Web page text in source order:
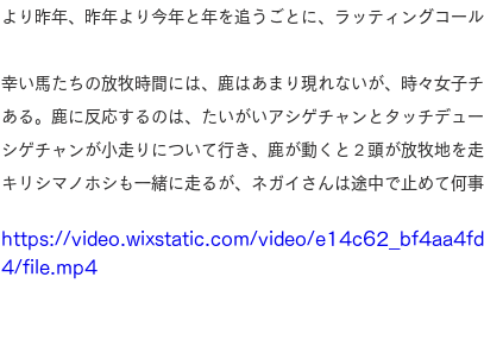
より昨年、昨年より今年と年を追うごとに、ラッティングコー
幸い馬たちの放牧時間には、鹿はあまり現れないが、時々女子
ある。鹿に反応するのは、たいがいアシゲチャンとタッチデュ
シゲチャンが小走りについて行き、鹿が動くと２頭が放牧地を
キリシマノホシも一緒に走るが、ネガイさんは途中で止めて何
https://video.wixstatic.com/video/
4/file.mp4